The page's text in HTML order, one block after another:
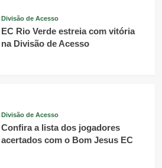
Divisão de Acesso
EC Rio Verde estreia com vitória
na Divisão de Acesso
Divisão de Acesso
Confira a lista dos jogadores
acertados com o Bom Jesus EC